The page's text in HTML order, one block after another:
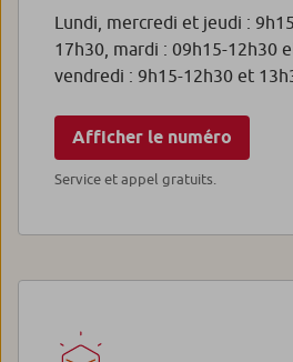
Lundi, mercredi et jeudi :
17h30, mardi : 09h15-12h30
vendredi : 9h15-12h30 et
Afficher le numéro
Service et appel gratuits.